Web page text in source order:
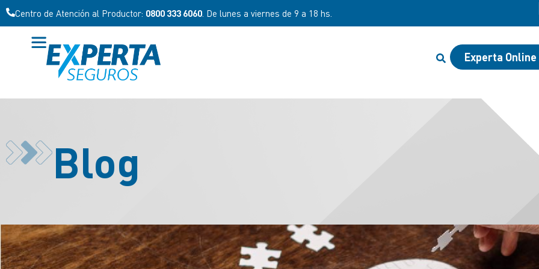
Centro de Atención al Productor: 0800 333 6060 . De lunes a viernes de 9 a 18 hs.
Experta Online
Blog